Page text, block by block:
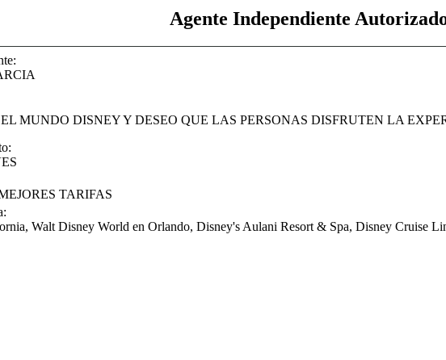
Agente Independiente
MUNDO DISNEY Y DESEO QUE LAS PERSONAS DISFRUTEN LA
TARIFAS
Walt Disney World en Orlando, Disney's Aulani Resort & Spa, Disney Cruise